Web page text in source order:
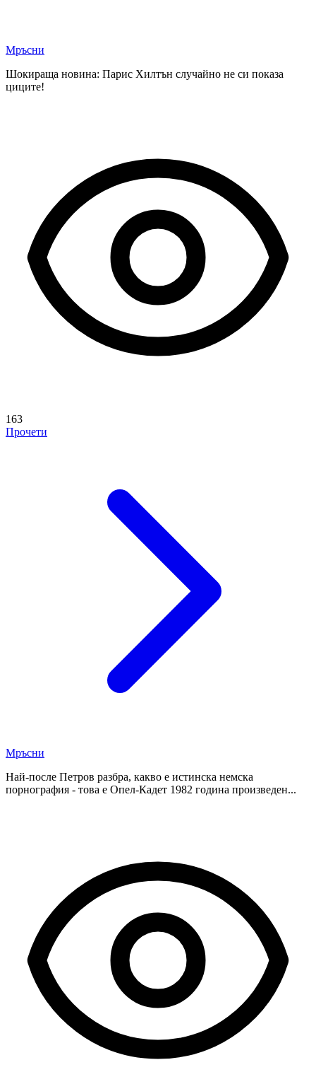
Мръсни
Шокираща новина: Парис Хилтън случайно не си показа
циците!
163
Прочети
Мръсни
Най-после Петров разбра, какво е истинска немска
порнография - това е Опел-Кадет 1982 година произведен...